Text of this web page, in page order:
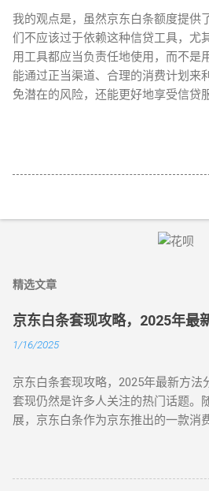
我的观点是，虽然京东白条额度提供
们不应该过于依赖这种信贷工具，尤
用工具都应当负责任地使用，而不是
能通过正当渠道、合理的消费计划来
免潜在的风险，还能更好地享受信贷
精选文章
京东白条套现攻略，2025年最
1/16/2025
京东白条套现攻略，2025年最新方法
套现仍然是许多人关注的热门话题。
展，京东白条作为京东推出的一款消
便捷的消费贷款服务，如何通过京东
2025年，依然是许多人探索的"技巧"